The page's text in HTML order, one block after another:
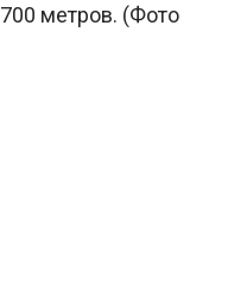
метров. (Фото